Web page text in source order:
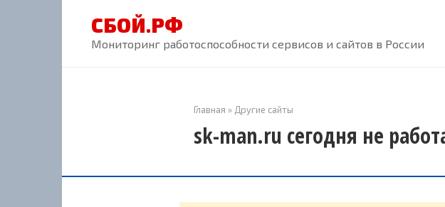
СБОЙ.РФ
Мониторинг работоспособности сервисов и сайтов в России
Главная » Другие сайты
sk-man.ru сегодня не